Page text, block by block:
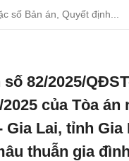
82/2025/
của Tòa án
Gia Lai, tỉnh Gia
thuẫn gia đình